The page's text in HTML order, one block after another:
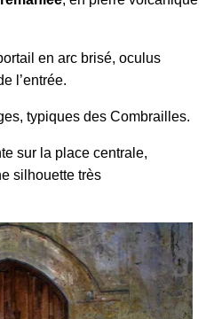
en arc brisé, oculus
l’entrée.
typiques des Combrailles.
sur la place centrale,
silhouette très